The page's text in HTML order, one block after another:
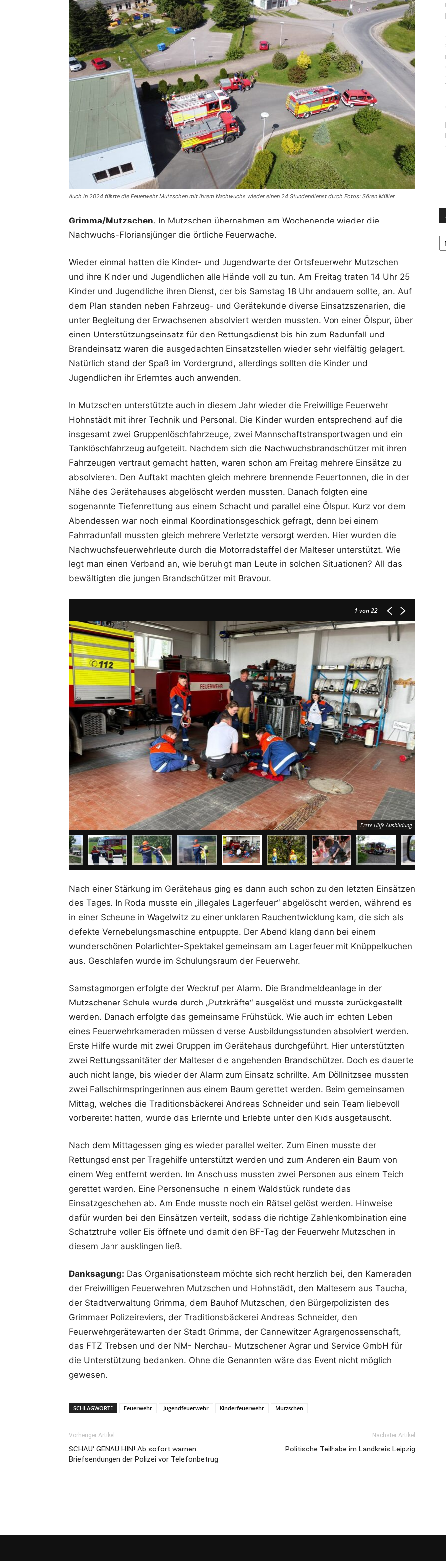
Auch in 2024 führte die Feuerwehr Mutzschen mit ihrem Nachwuchs wieder einen 24 Stundendienst durch Fotos: Sören Müller
Grimma/Mutzschen. In Mutzschen übernahmen am Wochenende wieder die
Nachwuchs-Floriansjünger die örtliche Feuerwache.
Wieder einmal hatten die Kinder- und Jugendwarte der Ortsfeuerwehr Mutzschen
und ihre Kinder und Jugendlichen alle Hände voll zu tun. Am Freitag traten 14 Uhr 25
Kinder und Jugendliche ihren Dienst, der bis Samstag 18 Uhr andauern sollte, an. Auf
dem Plan standen neben Fahrzeug- und Gerätekunde diverse Einsatzszenarien, die
unter Begleitung der Erwachsenen absolviert werden mussten. Von einer Ölspur, über
einen Unterstützungseinsatz für den Rettungsdienst bis hin zum Radunfall und
Brandeinsatz waren die ausgedachten Einsatzstellen wieder sehr vielfältig gelagert.
Natürlich stand der Spaß im Vordergrund, allerdings sollten die Kinder und
Jugendlichen ihr Erlerntes auch anwenden.
In Mutzschen unterstützte auch in diesem Jahr wieder die Freiwillige Feuerwehr
Hohnstädt mit ihrer Technik und Personal. Die Kinder wurden entsprechend auf die
insgesamt zwei Gruppenlöschfahrzeuge, zwei Mannschaftstransportwagen und ein
Tanklöschfahrzeug aufgeteilt. Nachdem sich die Nachwuchsbrandschützer mit ihren
Fahrzeugen vertraut gemacht hatten, waren schon am Freitag mehrere Einsätze zu
absolvieren. Den Auftakt machten gleich mehrere brennende Feuertonnen, die in der
Nähe des Gerätehauses abgelöscht werden mussten. Danach folgten eine
sogenannte Tiefenrettung aus einem Schacht und parallel eine Ölspur. Kurz vor dem
Abendessen war noch einmal Koordinationsgeschick gefragt, denn bei einem
Fahrradunfall mussten gleich mehrere Verletzte versorgt werden. Hier wurden die
Nachwuchsfeuerwehrleute durch die Motorradstaffel der Malteser unterstützt. Wie
legt man einen Verband an, wie beruhigt man Leute in solchen Situationen? All das
bewältigten die jungen Brandschützer mit Bravour.
1 von 22
Erste Hilfe Ausbildung
Nach einer Stärkung im Gerätehaus ging es dann auch schon zu den letzten Einsätzen
des Tages. In Roda musste ein „illegales Lagerfeuer“ abgelöscht werden, während es
in einer Scheune in Wagelwitz zu einer unklaren Rauchentwicklung kam, die sich als
defekte Vernebelungsmaschine entpuppte. Der Abend klang dann bei einem
wunderschönen Polarlichter-Spektakel gemeinsam am Lagerfeuer mit Knüppelkuchen
aus. Geschlafen wurde im Schulungsraum der Feuerwehr.
Samstagmorgen erfolgte der Weckruf per Alarm. Die Brandmeldeanlage in der
Mutzschener Schule wurde durch „Putzkräfte“ ausgelöst und musste zurückgestellt
werden. Danach erfolgte das gemeinsame Frühstück. Wie auch im echten Leben
eines Feuerwehrkameraden müssen diverse Ausbildungsstunden absolviert werden.
Erste Hilfe wurde mit zwei Gruppen im Gerätehaus durchgeführt. Hier unterstützten
zwei Rettungssanitäter der Malteser die angehenden Brandschützer. Doch es dauerte
auch nicht lange, bis wieder der Alarm zum Einsatz schrillte. Am Döllnitzsee mussten
zwei Fallschirmspringerinnen aus einem Baum gerettet werden. Beim gemeinsamen
Mittag, welches die Traditionsbäckerei Andreas Schneider und sein Team liebevoll
vorbereitet hatten, wurde das Erlernte und Erlebte unter den Kids ausgetauscht.
Nach dem Mittagessen ging es wieder parallel weiter. Zum Einen musste der
Rettungsdienst per Tragehilfe unterstützt werden und zum Anderen ein Baum von
einem Weg entfernt werden. Im Anschluss mussten zwei Personen aus einem Teich
gerettet werden. Eine Personensuche in einem Waldstück rundete das
Einsatzgeschehen ab. Am Ende musste noch ein Rätsel gelöst werden. Hinweise
dafür wurden bei den Einsätzen verteilt, sodass die richtige Zahlenkombination eine
Schatztruhe voller Eis öffnete und damit den BF-Tag der Feuerwehr Mutzschen in
diesem Jahr ausklingen ließ.
Danksagung: Das Organisationsteam möchte sich recht herzlich bei, den Kameraden
der Freiwilligen Feuerwehren Mutzschen und Hohnstädt, den Maltesern aus Taucha,
der Stadtverwaltung Grimma, dem Bauhof Mutzschen, den Bürgerpolizisten des
Grimmaer Polizeireviers, der Traditionsbäckerei Andreas Schneider, den
Feuerwehrgerätewarten der Stadt Grimma, der Cannewitzer Agrargenossenschaft,
das FTZ Trebsen und der NM- Nerchau- Mutzschener Agrar und Service GmbH für
die Unterstützung bedanken. Ohne die Genannten wäre das Event nicht möglich
gewesen.
SCHLAGWORTE Feuerwehr Jugendfeuerwehr Kinderfeuerwehr Mutzschen
Vorheriger Artikel
SCHAU‘ GENAU HIN! Ab sofort warnen
Briefsendungen der Polizei vor Telefonbetrug
Nächster Artikel
Politische Teilhabe im Landkreis Leipzig